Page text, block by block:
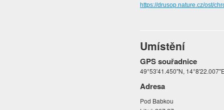
https://drusop.nature.cz/ost/
Umístění
GPS souřadnice
49°53'41.450"N,
Adresa
Pod Babkou